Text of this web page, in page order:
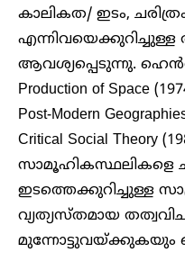
കാലികത/ ഇടം,
ആവശ്യപ്പെടുന്നു.
Production of
Post-Modern
Critical Social Theory
സാമൂഹികസ്ഥലികളെ
ഇടത്തെക്കുറിച്ചുള്ള
വ്യത്യസ്തമായ
മുന്നോട്ടുവയ്ക്കുകയും